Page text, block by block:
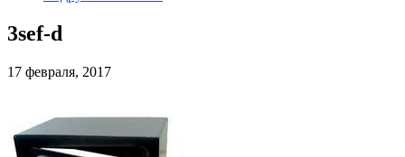
3sef-d
17 февраля, 2017